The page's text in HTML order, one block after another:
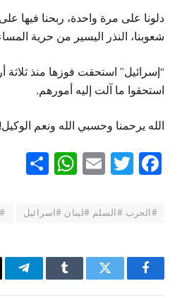
دلونا على مرة واحدة، ربحنا فيها
شعوبنا، النذر اليسير من حرية
“إسرائيل” استحقت فوزها منذ ثلاثة
استحقوا ما آلت إليه أمورهم.
الله يرحمنا وحسبي الله ونعم الوكيل!
Facebook
Twitter
Email
#الحرب #السلم #لبنان #اسرائيل
فيسبوكتويتر Tumblr